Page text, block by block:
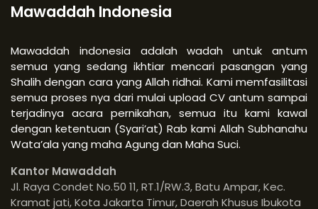
Mawaddah Indonesia
Mawaddah indonesia adalah wadah untuk antum
semua yang sedang ikhtiar mencari pasangan yang
Shalih dengan cara yang Allah ridhai. Kami memfasilitasi
semua proses nya dari mulai upload CV antum sampai
terjadinya acara pernikahan, semua itu kami kawal
dengan ketentuan (Syari’at) Rab kami Allah Subhanahu
Wata’ala yang maha Agung dan Maha Suci.
Kantor Mawaddah
Jl. Raya Condet No.50 11, RT.1/RW.3, Batu Ampar, Kec.
Kramat jati, Kota Jakarta Timur, Daerah Khusus Ibukota